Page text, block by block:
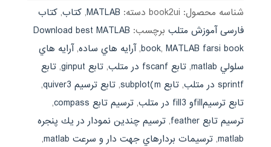
شناسه محصول: book2ui دسته: MATLAB
, کتاب, کتاب
فارسی آموزش متلب برچسب: Download best MATLAB
book,MATLAB farsi book
,آرايه هاي ساده,آرايه هاي
سلولي matlab
, تابع fscanf در متلب , تابع ginput , تابع
sprintf در متلب
, تابع subplot(m , تابع ترسيم quiver3
,
تابع ترسيمfillو fill3 در متلب
, ترسيم تابع compass
,
ترسيم تابع feather
, ترسيم چندين نمودار در يك پنجره
matlab
, ترسيمات بردارهاي جهت دار و سرعت matlab
,